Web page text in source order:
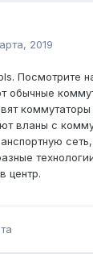
в биллинге
его
2019
Посмотрите
обычные
вланы с
центр.